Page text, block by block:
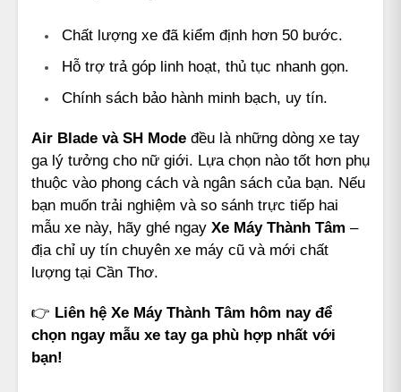
Chất lượng xe đã kiểm định hơn 50 bước.
Hỗ trợ trả góp linh hoạt, thủ tục nhanh gọn.
Chính sách bảo hành minh bạch, uy tín.
Air Blade và SH Mode đều là những dòng xe tay
ga lý tưởng cho nữ giới. Lựa chọn nào tốt hơn phụ
thuộc vào phong cách và ngân sách của bạn. Nếu
bạn muốn trải nghiệm và so sánh trực tiếp hai
mẫu xe này, hãy ghé ngay Xe Máy Thành Tâm –
địa chỉ uy tín chuyên xe máy cũ và mới chất
lượng tại Cần Thơ.
👉 Liên hệ Xe Máy Thành Tâm hôm nay để
chọn ngay mẫu xe tay ga phù hợp nhất với
bạn!